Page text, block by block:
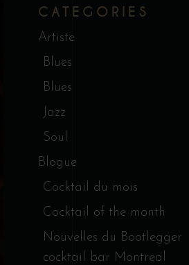
CATEGORIES
Artiste
Blues
Blues
Jazz
Soul
Blogue
Cocktail du mois
Cocktail of the month
Nouvelles du Bootlegger
cocktail bar Montreal